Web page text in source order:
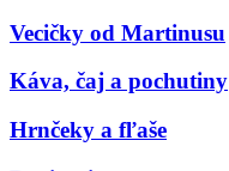
Vecičky od Martinusu
Káva, čaj a pochutiny
Hrnčeky a fľaše